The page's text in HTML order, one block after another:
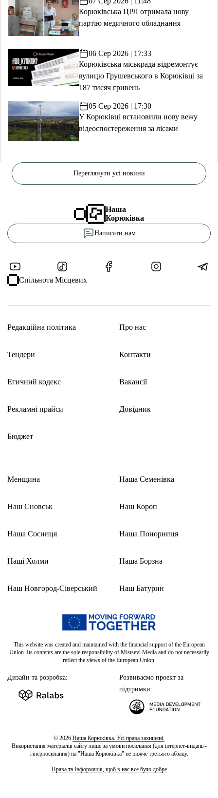
Корюківська ЦРЛ отримала нову
партію медичного обладнання
06 Сер 2026 | 17:33
Корюківська міськрада відремонтує
вулицю Грушевського в Корюківці за
187 тисяч гривень
05 Сер 2026 | 17:30
У Корюківці встановили нову вежу
відеоспостереження за лісами
Переглянути усі новини
Наша
Корюківка
Написати нам
Спільнота Місцевих
Редакційна політика
Тендери
Етичний кодекс
Рекламні прайси
Бюджет
Про нас
Контакти
Вакансії
Довідник
Менщина
Наш Сновськ
Наша Сосниця
Наші Холми
Наш Новгород-Сіверський
Наша Семенівка
Наш Короп
Наша Понорниця
Наша Борзна
Наш Батурин
This website was created and maintained with the financial support of the European
Union. Its contents are the sole responsibility of Mistsevi Media and do not necessarily
reflect the views of the European Union.
Дизайн та розробка:
Розвиваємо проект за
підтримки:
© 2026 Наша Корюківка. Усі права захищені.
Використання матеріалів сайту лише за умови посилання (для інтернет-видань -
гіперпосилання) на "Наша Корюківка" не нижче третього абзацу.
Права та Інформація, щоб в нас все було добре